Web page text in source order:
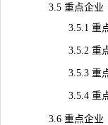
3.5 重点企业
3.5.1 重点企业
3.5.2 重点企
3.5.3 重点企业
3.5.4 重点企
3.6 重点企业